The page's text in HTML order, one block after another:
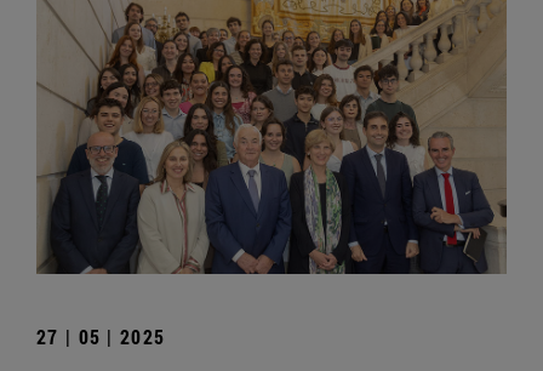
27 | 05 | 2025